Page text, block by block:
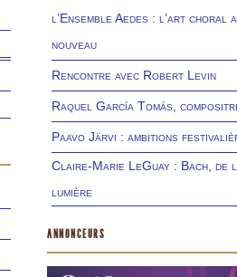
l’Ensemble Aedes : l’art choral
nouveau
Rencontre avec Robert Levin
Raquel García Tomás,
Paavo Järvi : ambitions
Claire-Marie LeGuay : Bach, de
lumière
ANNONCEURS